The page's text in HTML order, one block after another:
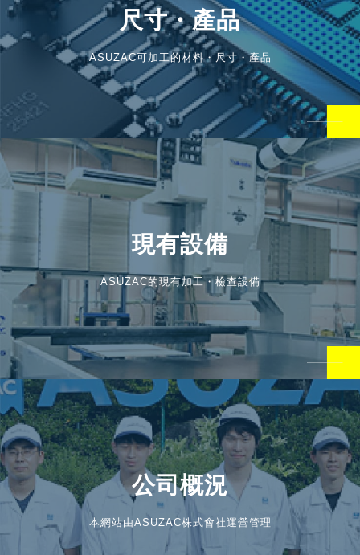
尺寸・產品
ASUZAC可加工的材料・尺寸・產品
現有設備
ASUZAC的現有加工・檢查設備
公司概況
本網站由ASUZAC株式會社運營管理